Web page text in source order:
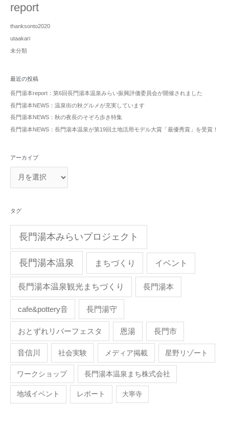
report
thanksonto2020
utaakari
未分類
最近の投稿
長門湯本report：第6回長門湯本温泉みらい振興評価委員会が開催されました
長門湯本NEWS：温泉街の秋グルメが充実しています
長門湯本NEWS：秋の夜長のそぞろ歩き特集
長門湯本NEWS：長門湯本温泉が第19回土地活用モデル大賞「最優秀賞」を受賞！
アーカイブ
タグ
長門湯本みらいプロジェクト
長門湯本温泉 まちづくり イベント
長門湯本温泉観光まちづくり 長門湯本
cafe&pottery音 長門湯守
おとずれリバーフェスタ 恩湯 長門市
音信川 社会実験 メディア掲載 星野リゾート
ワークショップ 長門湯本温泉まち株式会社
地域イベント レポート 大寧寺